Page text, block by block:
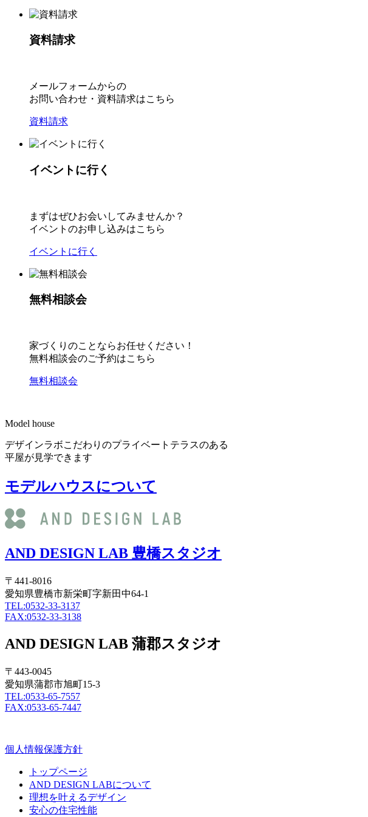
資料請求
メールフォームからの
お問い合わせ・資料請求はこちら
資料請求
イベントに行く
まずはぜひお会いしてみませんか？
イベントのお申し込みはこちら
イベントに行く
無料相談会
家づくりのことならお任せください！
無料相談会のご予約はこちら
無料相談会
Model house
デザインラボこだわりのプライベートテラスのある
平屋が見学できます
モデルハウスについて
AND DESIGN LAB 豊橋スタジオ
〒441-8016
愛知県豊橋市新栄町字新田中64-1
TEL:0532-33-3137
FAX:0532-33-3138
AND DESIGN LAB 蒲郡スタジオ
〒443-0045
愛知県蒲郡市旭町15-3
TEL:0533-65-7557
FAX:0533-65-7447
個人情報保護方針
トップページ
AND DESIGN LABについて
理想を叶えるデザイン
安心の住宅性能